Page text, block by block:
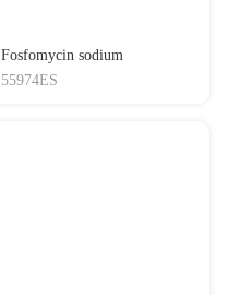
Fosfomycin sodium
55974ES